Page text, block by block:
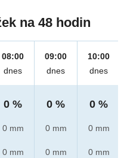
na 48 hodin
08:00
dnes
0 %
0 mm
0 mm
09:00
dnes
0 %
0 mm
0 mm
10:00
dnes
0 %
0 mm
0 mm